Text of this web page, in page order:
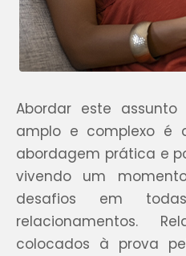
Abordar este
amplo e complexo é
abordagem prática e
vivendo um
desafios em
relacionamentos.
colocados à prova